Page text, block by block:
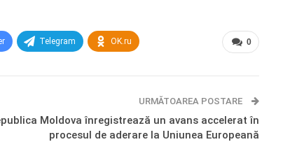
0
Telegram OK.ru
URMĂTOAREA POSTARE
Moldova înregistrează un avans accelerat în
procesul de aderare la Uniunea Europeană